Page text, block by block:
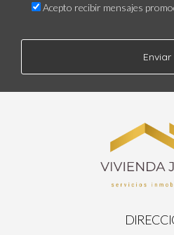
Acepto recibir mensajes
Enviar